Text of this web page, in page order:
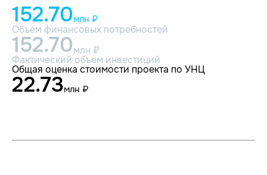
152.70млн ₽
Объем финансовых потребностей
152.70млн ₽
Фактический объем инвестиций
Общая оценка стоимости проекта по УНЦ
22.73млн ₽